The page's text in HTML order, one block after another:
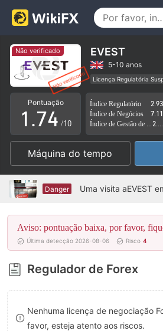
Não verificado EVEST
5-10 anos
Licença Regulatória
Região de negócios
Pontuação
0
1
2
3
4
5
6
7
8
9
.
3
4
5
6
7
8
9
0
1
2
3
4
5
6
7
8
9
/10
Índice Regulatório
2.93
Índice de Negócios
7.11
Máquina do tempo
Danger
Aviso: pontuação baixa, por favor,
Última detecção 2026-08-06 Risco 4
Regulador de Forex
Nenhuma licença de negociação
favor, esteja atento aos riscos.